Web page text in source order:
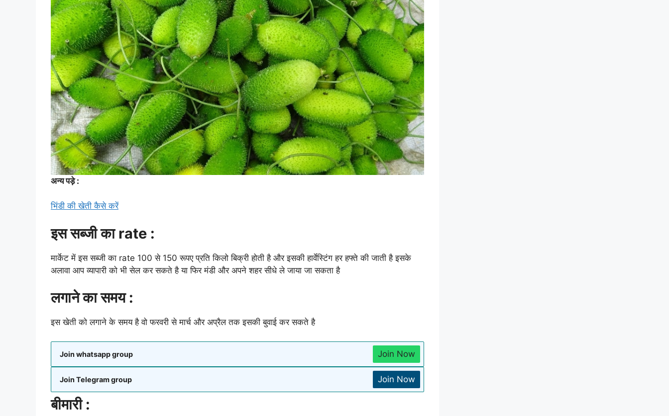
अन्य पड़े :
भिंडी की खेती कैसे करें
इस सब्जी का rate :
मार्केट में इस सब्जी का rate 100 से 150 रूपए प्रति किलो बिक्री होती है और इसकी हार्वेस्टिंग हर हफ्ते की जाती है इसके
अलावा आप व्यापारी को भी सेल कर सकते है या फिर मंडी और अपने शहर सीधे ले जाया जा सकता है
लगाने का समय :
इस खेती को लगाने के समय है वो फरवरी से मार्च और अप्रैल तक इसकी बुवाई कर सकते है
Join whatsapp group Join Now
Join Telegram group Join Now
बीमारी :